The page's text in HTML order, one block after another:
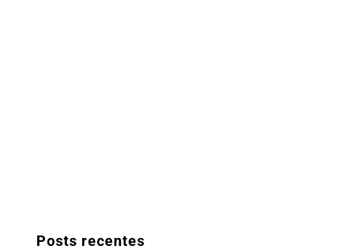
Posts recentes